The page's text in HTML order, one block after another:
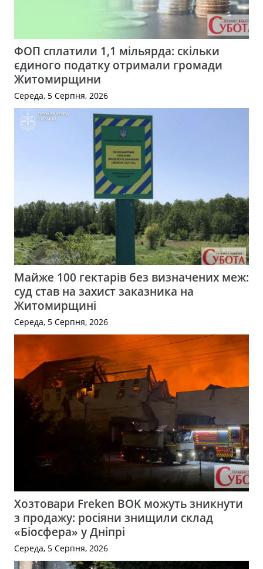
ФОП сплатили 1,1 мільярда: скільки
єдиного податку отримали громади
Житомирщини
Середа, 5 Серпня, 2026
Майже 100 гектарів без визначених меж:
суд став на захист заказника на
Житомирщині
Середа, 5 Серпня, 2026
Хозтовари Freken BOK можуть зникнути
з продажу: росіяни знищили склад
«Біосфера» у Дніпрі
Середа, 5 Серпня, 2026